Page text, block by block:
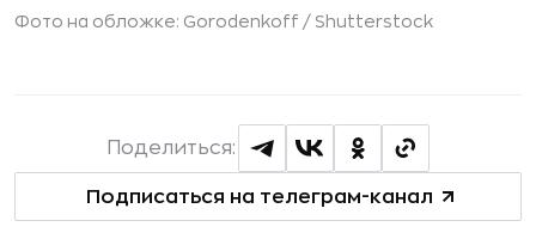
Фото на обложке: Gorodenkoff / Shutterstock
Подписаться на телеграм-канал
Поделиться: